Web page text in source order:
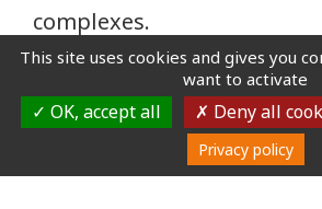
complexes.
SITE RÉALISÉ PAR AIRE-B
MENTIONS LÉGALES-
This site uses cookies and gives you
want to activate
OK, accept all Deny all
Privacy policy